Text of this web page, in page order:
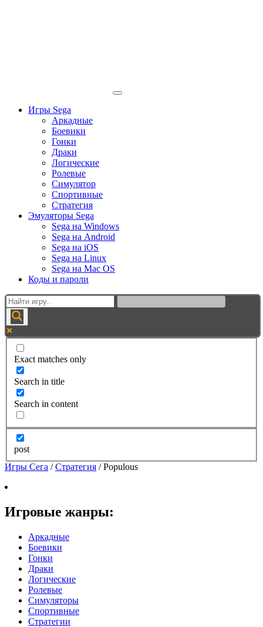
Игры Sega
Аркадные
Боевики
Гонки
Драки
Логические
Ролевые
Симулятор
Спортивные
Стратегия
Эмуляторы Sega
Sega на Windows
Sega на Android
Sega на iOS
Sega на Linux
Sega на Mac OS
Коды и пароли
Exact matches only
Search in title
Search in content
post
Игры Сега /Стратегия /Populous
Игровые жанры:
Аркадные
Боевики
Гонки
Драки
Логические
Ролевые
Симуляторы
Спортивные
Стратегии